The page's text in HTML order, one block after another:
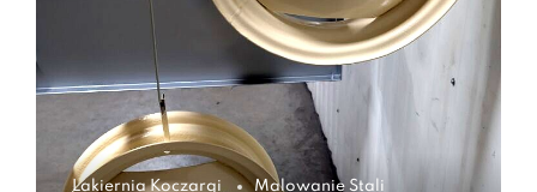
Lakiernia Koczargi Malowanie Stali